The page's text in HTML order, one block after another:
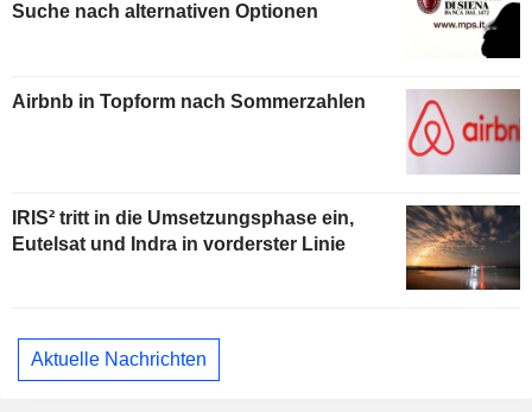
Suche nach alternativen Optionen
Airbnb in Topform nach Sommerzahlen
IRIS² tritt in die Umsetzungsphase ein,
Eutelsat und Indra in vorderster Linie
Aktuelle Nachrichten